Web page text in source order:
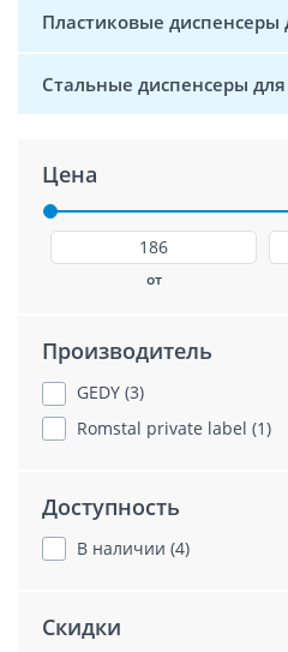
Пластиковые диспенсеры
Стальные диспенсеры
Цена
от
Производитель
GEDY (3)
Romstal private label (1)
Доступность
В наличии (4)
Скидки